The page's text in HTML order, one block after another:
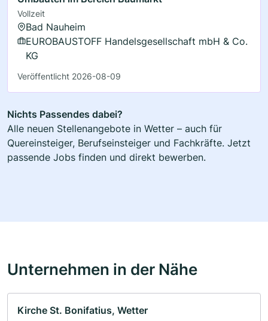
Vollzeit
Bad Nauheim
EUROBAUSTOFF Handelsgesellschaft mbH & Co.
KG
Veröffentlicht 2026-08-09
Nichts Passendes dabei?
Alle neuen Stellenangebote in Wetter – auch für
Quereinsteiger, Berufseinsteiger und Fachkräfte. Jetzt
passende Jobs finden und direkt bewerben.
Unternehmen in der Nähe
Kirche St. Bonifatius, Wetter